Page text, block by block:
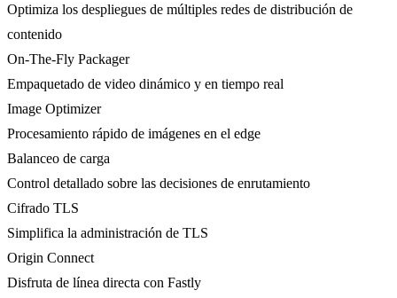
Optimiza los despliegues de múltiples redes de distribución de
contenido
On-The-Fly Packager
Empaquetado de video dinámico y en tiempo real
Image Optimizer
Procesamiento rápido de imágenes en el edge
Balanceo de carga
Control detallado sobre las decisiones de enrutamiento
Cifrado TLS
Simplifica la administración de TLS
Origin Connect
Disfruta de línea directa con Fastly